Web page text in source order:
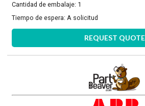
Cantidad de embalaje: 1
Tiempo de espera: A solicitud
REQUEST QUOTE